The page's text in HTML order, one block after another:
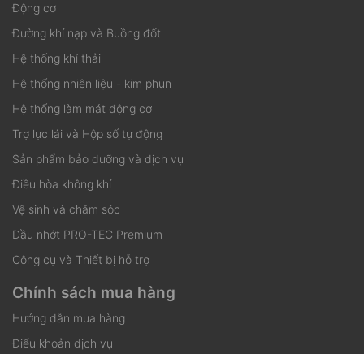
Động cơ
Đường khí nạp và Buồng đốt
Hệ thống khí thải
Hệ thống nhiên liệu - kim phun
Hệ thống làm mát động cơ
Trợ lực lái và Hộp số tự động
Sản phẩm bảo dưỡng và dịch vụ
Điều hòa không khí
Vệ sinh và chăm sóc
Dầu nhớt PRO-TEC Premium
Công cụ và Thiết bị hỗ trợ
Chính sách mua hàng
Hướng dẫn mua hàng
Điểu khoản dịch vụ